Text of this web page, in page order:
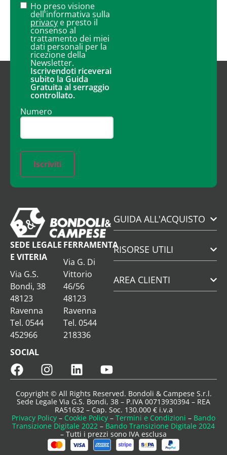
Ho preso visione
dell'informativa sulla
privacy e presto il
consenso al
trattamento dei miei
dati personali per la
ricezione della
Newsletter.
Iscrivendoti riceverai
subito la Guida
Gratuita al serraggio
controllato.
Numero
Iscriviti
SEDE LEGALE
E VITERIA
Via G.S.
Bondi, 38
48123
Ravenna
Tel. 0544
452966
FERRAMENTA
Via G. Di
Vittorio
46/56
48123
Ravenna
Tel. 0544
218336
SOCIAL
GUIDA ALL'ACQUISTO
RISORSE UTILI
AREA CLIENTI
Copyright © All Rights Reserved. Bondoli & Campese S.r.l.
Sede Legale Via G.S. Bondi, 38 – P.IVA 00713930394 – REA
RA51632 – Cap. Soc. 130.000 € i.v.a
Privacy Policy – Cookie Policy – Termini e Condizioni – Bando
Transizione Digitale 2022 – Bando Transizione Digitale 2024
– Tutti i prezzi sono IVA esclusa